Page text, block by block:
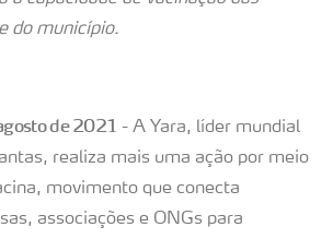
do município.
de 2021 - A Yara, líder mundial
realiza mais uma ação por meio
movimento que conecta
associações e ONGs para